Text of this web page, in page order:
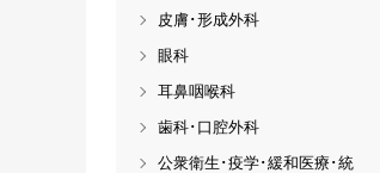
皮膚･形成外科
眼科
耳鼻咽喉科
歯科･口腔外科
公衆衛生･疫学･緩和医療･統